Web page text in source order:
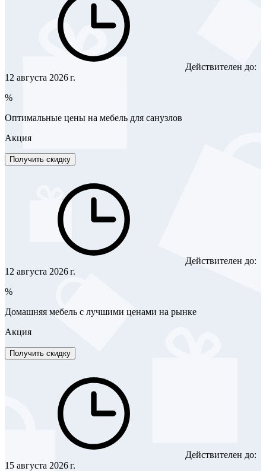
Действителен до:
12 августа 2026 г.
%
Оптимальные цены на мебель для санузлов
Акция
Получить скидку
Действителен до:
12 августа 2026 г.
%
Домашняя мебель с лучшими ценами на рынке
Акция
Получить скидку
Действителен до:
15 августа 2026 г.